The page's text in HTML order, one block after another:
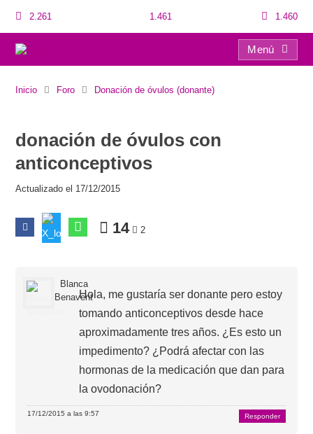
2.261 1.461 1.460
Menú
Inicio Foro Donación de óvulos (donante)
donación de óvulos con
anticonceptivos
Actualizado el 17/12/2015
14 2
Blanca
BenaventHola, me gustaría ser donante pero estoy
tomando anticonceptivos desde hace
aproximadamente tres años. ¿Es esto un
impedimento? ¿Podrá afectar con las
hormonas de la medicación que dan para
la ovodonación?
17/12/2015 a las 9:57 Responder